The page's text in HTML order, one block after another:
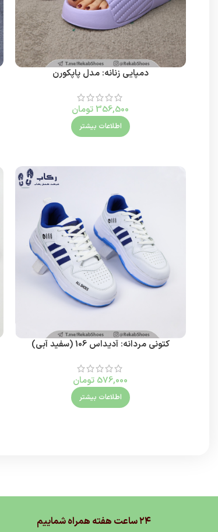
دمپایی زنانه: مدل پاپکورن
356,500 تومان
اطلاعات بیشتر
کتونی مردانه: آدیداس 106 (سفید آبی)
576,000 تومان
اطلاعات بیشتر
۲۴ ساعت هفته همراه شماییم